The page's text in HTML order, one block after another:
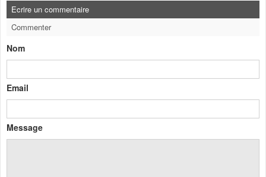
Ecrire un commentaire
Commenter
Nom
Email
Message